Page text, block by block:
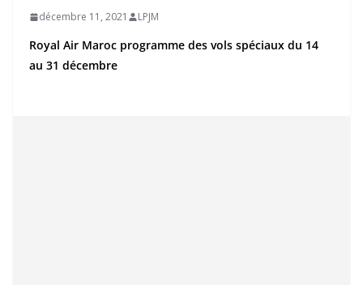
décembre 11, 2021 LPJM
Royal Air Maroc programme des vols spéciaux du 14
au 31 décembre